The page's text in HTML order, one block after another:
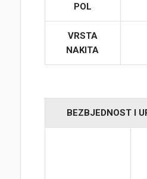
POL
VRSTA
NAKITA
BEZBJEDNOST I